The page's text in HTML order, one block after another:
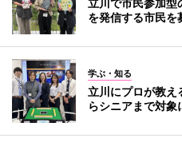
を発信する市民を
学ぶ・知る
立川にプロが教
らシニアまで対象